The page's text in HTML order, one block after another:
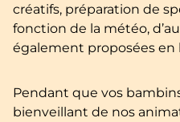
créatifs, préparation de
fonction de la météo,
également proposées en
Pendant que vos
bienveillant de nos